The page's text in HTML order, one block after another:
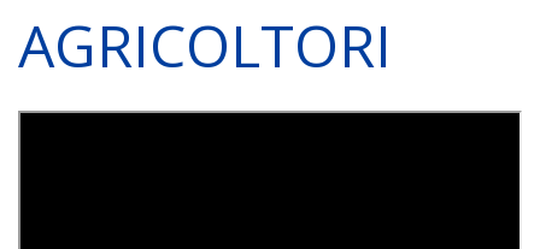
AGRICOLTORI